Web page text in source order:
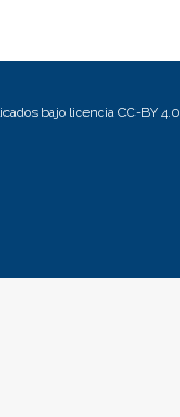
bajo licencia CC-BY 4.0